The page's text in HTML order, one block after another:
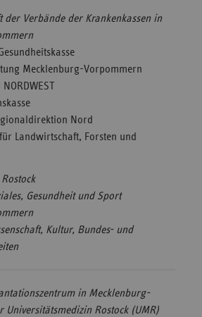
der Verbände der Krankenkassen in
Mecklenburg-Vorpommern
Nord
Landwirtschaft, Forsten und
Gesundheit und Sport
Kultur, Bundes- und
in Mecklenburg-
Universitätsmedizin Rostock (UMR)